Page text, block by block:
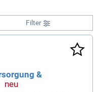
Filter
&